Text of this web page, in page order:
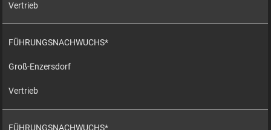
Vertrieb
FÜHRUNGSNACHWUCHS*
Groß-Enzersdorf
Vertrieb
FÜHRUNGSNACHWUCHS*